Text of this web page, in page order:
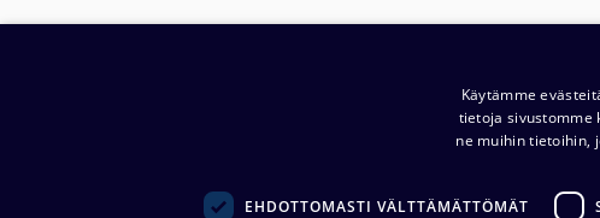
Noretron Komponentit Oy
Käytämme
tietoja sivustomme
ne muihin tietoihin,
EHDOTTOMASTI VÄLTTÄMÄTTÖMÄT